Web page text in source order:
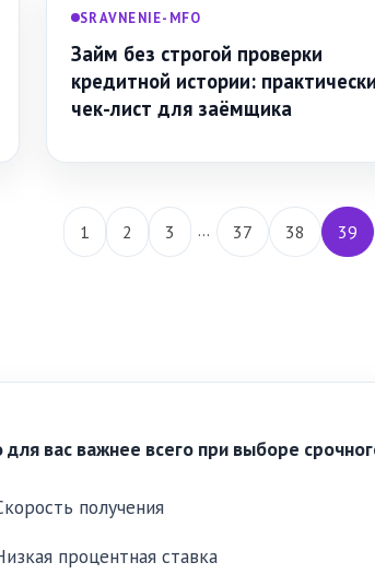
SRAVNENIE-MFO
Займ без строгой проверки
кредитной истории:
чек-лист для заёмщика
1 2 3 … 37 38 39
для вас важнее всего при выборе
получения
процентная ставка